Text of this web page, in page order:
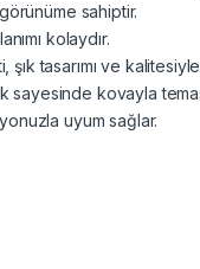
sahiptir.
kolaydır.
tasarımı ve
kovayla
uyum sağlar.